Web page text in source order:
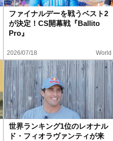
ファイナルデーを戦うベスト2
が決定！CS開幕戦『Ballito
Pro』
2026/07/18 World
世界ランキング1位のレオナル
ド・フィオラヴァンティが来